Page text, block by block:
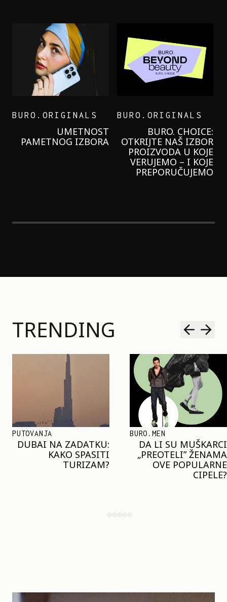
GARNIER KREMU I
NIKADA NIŠTA
LAGANIJE NISAM
KORISTILA
TRENDING
BURO.MEN
DA LI SU MUŠKARCI
„PREOTELI” ŽENAMA
OVE POPULARNE
TRENDOVI
KLJUČNI TREND LETA:
MARGO ROBI I HEJLI
BIBER NOSE ISTI
MODNI DETALJ